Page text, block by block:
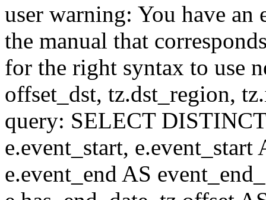
user warning: You have
the manual that
for the right syntax to use
offset_dst, tz.dst_region,
query: SELECT
e.event_start,
e.event_end AS